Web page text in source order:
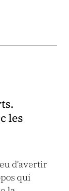
les
d’avertir
qui